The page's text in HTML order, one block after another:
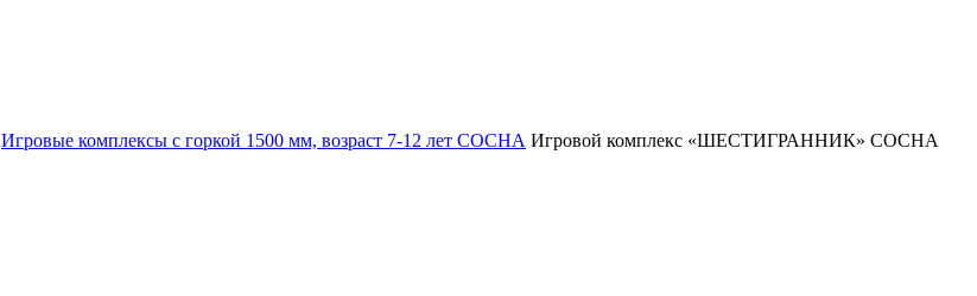
Игровые комплексы с горкой 1500 мм, возраст 7-12 лет СОСНА Игровой комплекс «ШЕСТИГРАННИК» СОСНА